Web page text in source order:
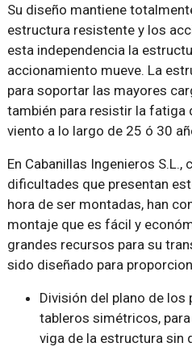
Su diseño mantiene
estructura resistente y los
esta independencia la
accionamiento mueve. La
para soportar las mayores
también para resistir la fatiga
viento a lo largo de 25 ó 30
En Cabanillas Ingenieros S.L.,
dificultades que presentan
hora de ser montadas, han
montaje que es fácil y
grandes recursos para su
sido diseñado para
División del plano de los
tableros simétricos,
viga de la estructura sin